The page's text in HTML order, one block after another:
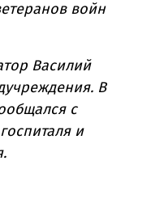
войн
Василий
В
с
и